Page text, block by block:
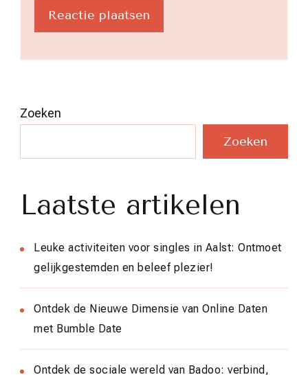
Zoeken
Zoeken
Laatste artikelen
Leuke activiteiten voor singles in Aalst: Ontmoet
gelijkgestemden en beleef plezier!
Ontdek de Nieuwe Dimensie van Online Daten
met Bumble Date
Ontdek de sociale wereld van Badoo: verbind,